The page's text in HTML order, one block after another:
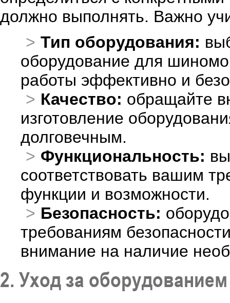
должно выполнять. Важно
Тип оборудования:
оборудование для
работы эффективно и
Качество: обращайте
изготовление
долговечным.
Функциональность:
соответствовать вашим
функции и возможности.
Безопасность:
требованиям
внимание на наличие
2. Уход за оборудованием